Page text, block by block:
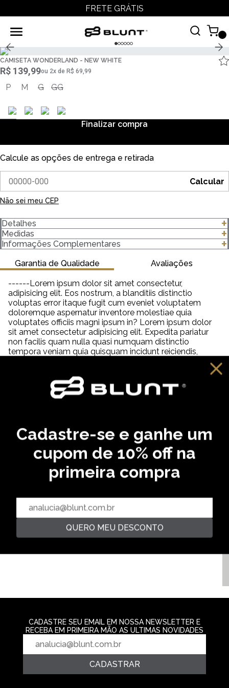
FRETE GRÁTIS
CAMISETA WONDERLAND - NEW WHITE
R$ 139,99ou 2x de R$ 69,99
P M G GG
Finalizar compra
Calcule as opções de entrega e retirada
Calcular
Não sei meu CEP
Detalhes
-Modelagem Regular
-100% algodão
-Gola canelada 2,5 Centímetros (cm) 2x1 com Elastano
-Gramatura 182 g/m²
Importante saber:
-As cores podem ter algumas variações de acordo com o
monitor ou dispositivo que está utilizando.
-Em produtos de algodão pode haver encolhimento de 2,5 a
3%.
Medidas
clique para abrir as medidas
Informações Complementares
Garantia de Qualidade
------Lorem ipsum dolor sit amet consectetur,
adipisicing elit. Eos nostrum, a blanditiis distinctio
voluptas error itaque fugit cum eveniet voluptatem
doloremque aspernatur inventore molestiae quia
voluptates officiis magni ipsum in? Lorem ipsum dolor
sit amet consectetur adipisicing elit. Expedita pariatur
non facilis quam nulla quasi numquam distinctio
tempora veniam quia quisquam incidunt reiciendis,
saepe neque unde labore illum dolor provident. Lorem
distinctio adipisci hic molestiae, amet quibusdam
cupiditate inventore fugit eveniet aliquam similique
praesentium debitis ab necessitatibus, dolorem
Avaliações
VOCÊ PODE GOSTAR
CAMISETA SUNBLISS - PRETO
CAMISETA PARAMOUNT -
NOITE
Cadastre-se e ganhe um
cupom de 10% off na
primeira compra
QUERO MEU DESCONTO
CADASTRE SEU EMAIL EM NOSSA NEWSLETTER E
RECEBA EM PRIMEIRA MÃO AS ULTIMAS NOVIDADES
CADASTRAR